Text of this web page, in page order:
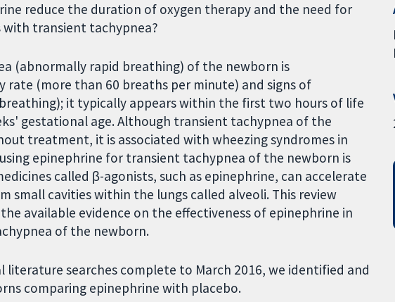
reduce the duration of oxygen therapy and the need for
transient tachypnea?
(abnormally rapid breathing) of the newborn is
rate (more than 60 breaths per minute) and signs of
it typically appears within the first two hours of life
gestational age. Although transient tachypnea of the
treatment, it is associated with wheezing syndromes in
epinephrine for transient tachypnea of the newborn is
called β-agonists, such as epinephrine, can accelerate
small cavities within the lungs called alveoli. This review
available evidence on the effectiveness of epinephrine in
of the newborn.
literature searches complete to March 2016, we identified and
comparing epinephrine with placebo.